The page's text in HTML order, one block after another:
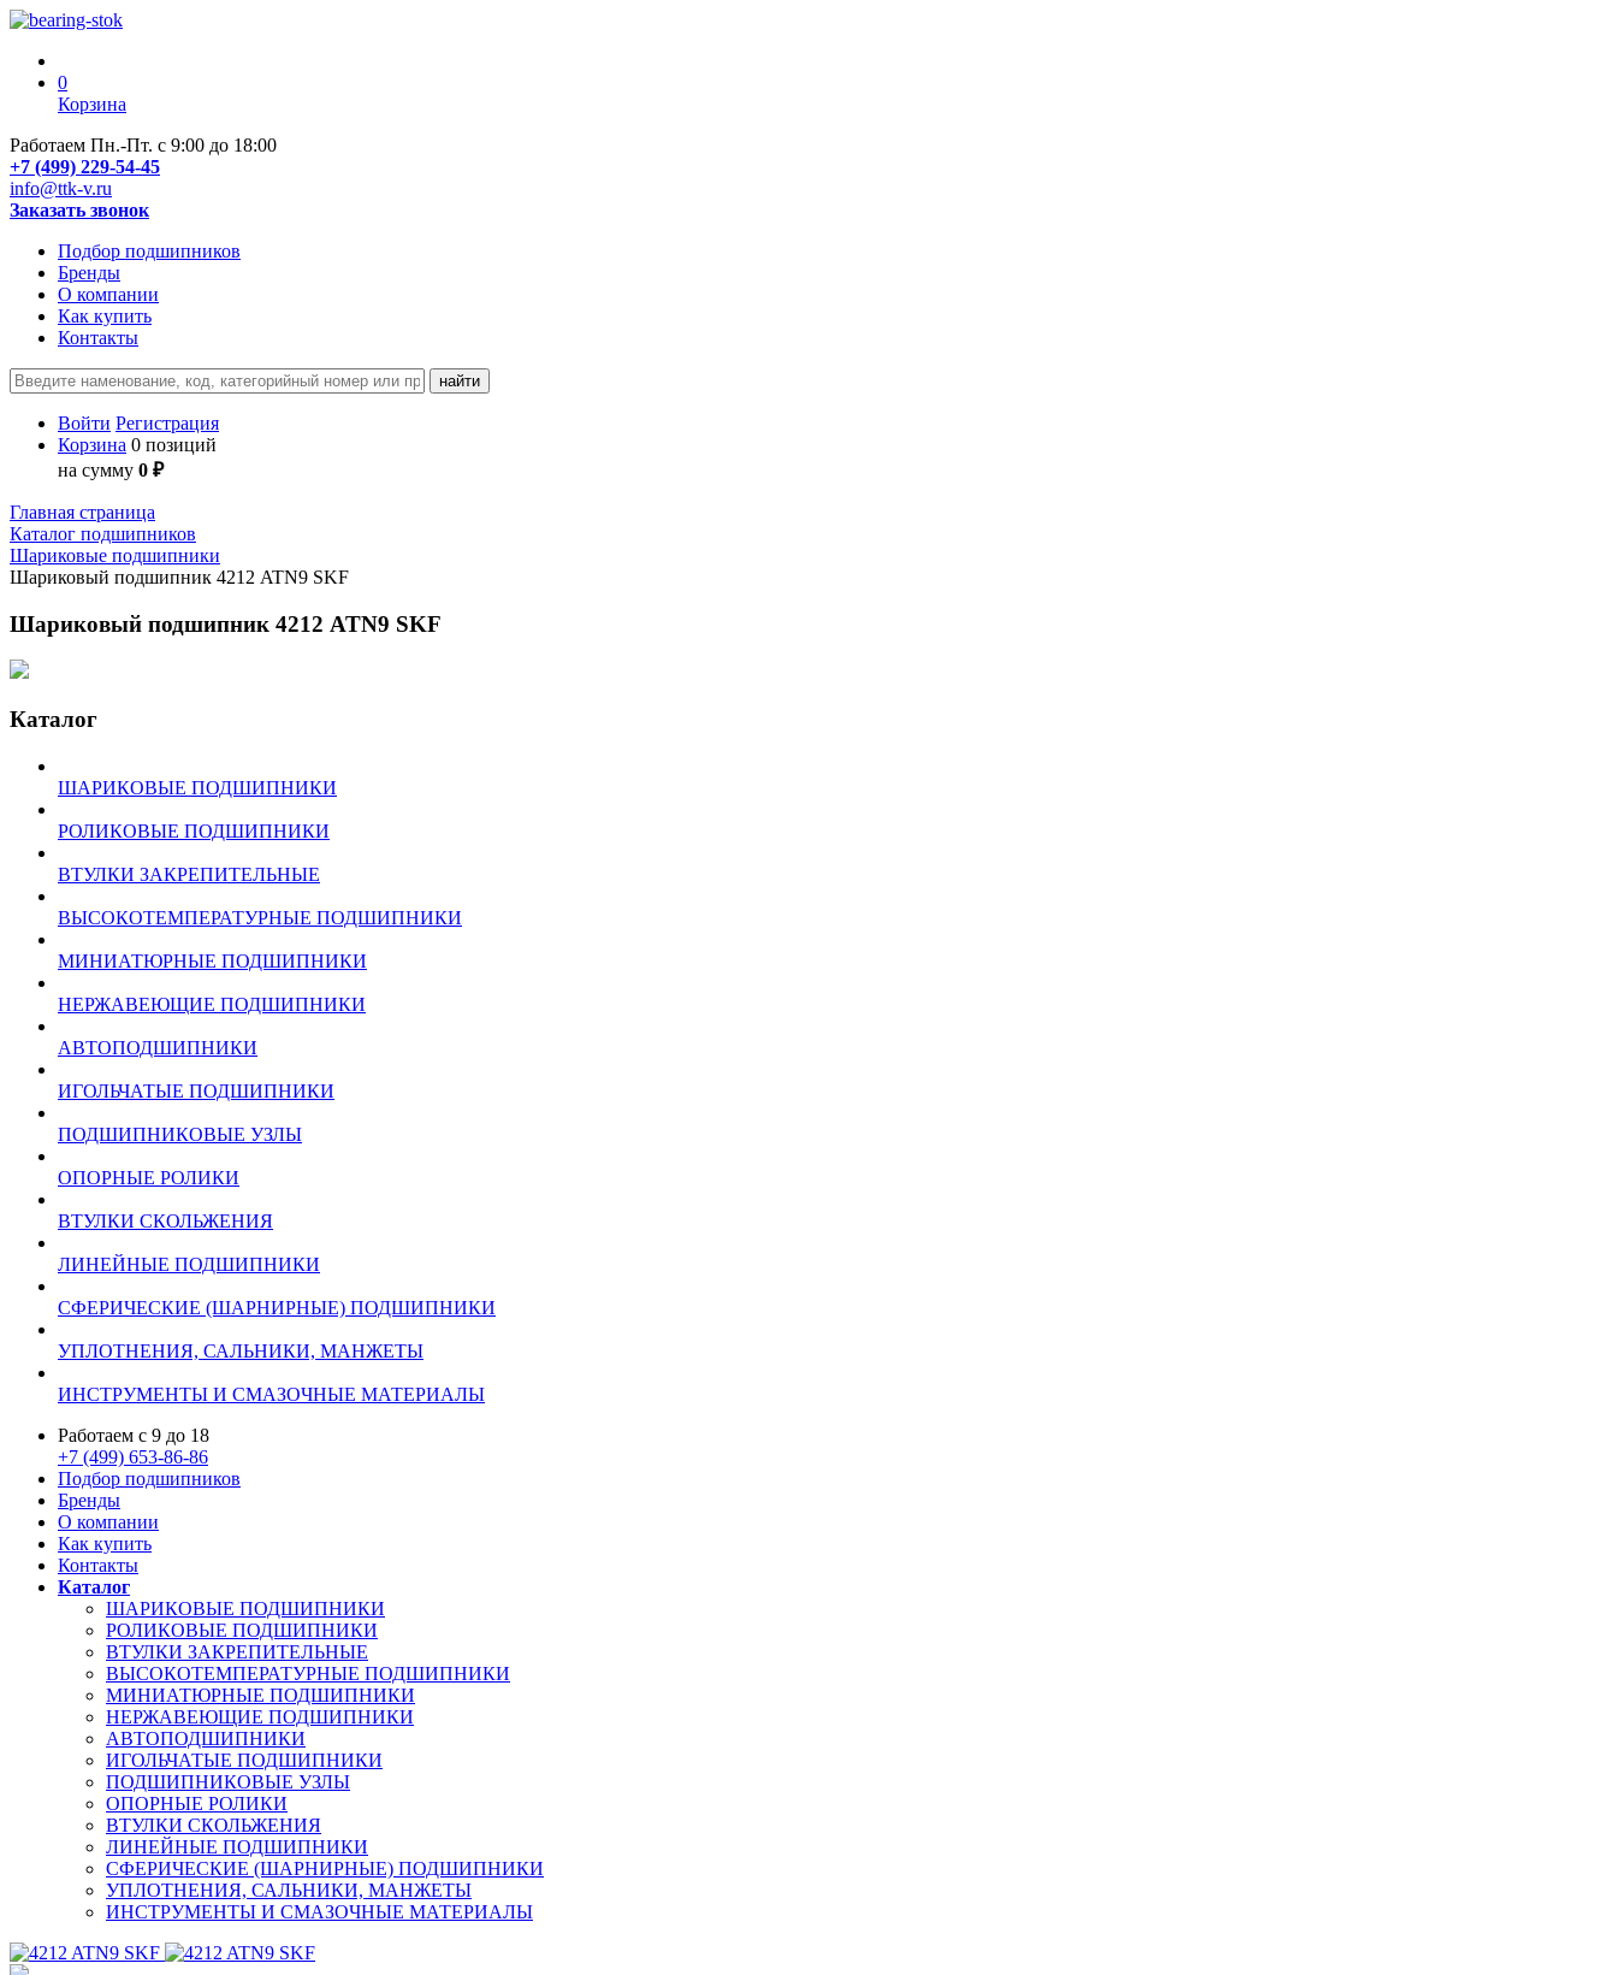
0
Корзина
Работаем Пн.-Пт. с 9:00 до 18:00
+7 (499) 229-54-45
info@ttk-v.ru
Заказать звонок
Подбор подшипников
Бренды
О компании
Как купить
Контакты
Войти Регистрация
Корзина 0 позиций
на сумму 0 ₽
Главная страница
Каталог подшипников
Шариковые подшипники
Шариковый подшипник 4212 ATN9 SKF
Шариковый подшипник 4212 ATN9 SKF
Каталог
ШАРИКОВЫЕ ПОДШИПНИКИ
РОЛИКОВЫЕ ПОДШИПНИКИ
ВТУЛКИ ЗАКРЕПИТЕЛЬНЫЕ
ВЫСОКОТЕМПЕРАТУРНЫЕ ПОДШИПНИКИ
МИНИАТЮРНЫЕ ПОДШИПНИКИ
НЕРЖАВЕЮЩИЕ ПОДШИПНИКИ
АВТОПОДШИПНИКИ
ИГОЛЬЧАТЫЕ ПОДШИПНИКИ
ПОДШИПНИКОВЫЕ УЗЛЫ
ОПОРНЫЕ РОЛИКИ
ВТУЛКИ СКОЛЬЖЕНИЯ
ЛИНЕЙНЫЕ ПОДШИПНИКИ
СФЕРИЧЕСКИЕ (ШАРНИРНЫЕ) ПОДШИПНИКИ
УПЛОТНЕНИЯ, САЛЬНИКИ, МАНЖЕТЫ
ИНСТРУМЕНТЫ И СМАЗОЧНЫЕ МАТЕРИАЛЫ
Работаем с 9 до 18
+7 (499) 653-86-86
Подбор подшипников
Бренды
О компании
Как купить
Контакты
Каталог
ШАРИКОВЫЕ ПОДШИПНИКИ
РОЛИКОВЫЕ ПОДШИПНИКИ
ВТУЛКИ ЗАКРЕПИТЕЛЬНЫЕ
ВЫСОКОТЕМПЕРАТУРНЫЕ ПОДШИПНИКИ
МИНИАТЮРНЫЕ ПОДШИПНИКИ
НЕРЖАВЕЮЩИЕ ПОДШИПНИКИ
АВТОПОДШИПНИКИ
ИГОЛЬЧАТЫЕ ПОДШИПНИКИ
ПОДШИПНИКОВЫЕ УЗЛЫ
ОПОРНЫЕ РОЛИКИ
ВТУЛКИ СКОЛЬЖЕНИЯ
ЛИНЕЙНЫЕ ПОДШИПНИКИ
СФЕРИЧЕСКИЕ (ШАРНИРНЫЕ) ПОДШИПНИКИ
УПЛОТНЕНИЯ, САЛЬНИКИ, МАНЖЕТЫ
ИНСТРУМЕНТЫ И СМАЗОЧНЫЕ МАТЕРИАЛЫ